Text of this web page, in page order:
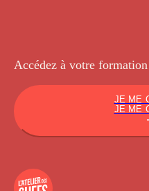
Accédez à votre
JE ME
JE ME